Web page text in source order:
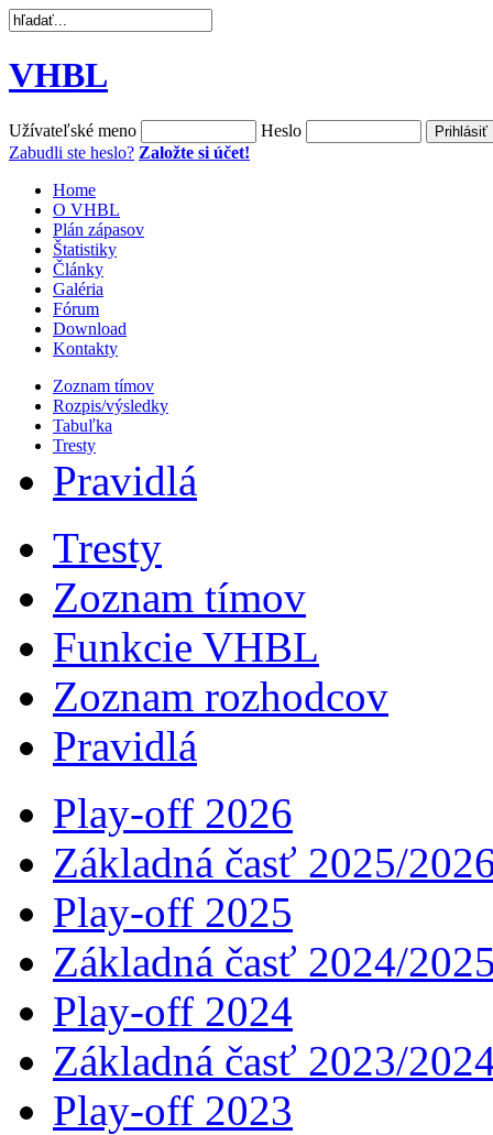
VHBL
Užívateľské meno
Heslo
Zabudli ste heslo? Založte si účet!
Home
O VHBL
Plán zápasov
Štatistiky
Články
Galéria
Fórum
Download
Kontakty
Zoznam tímov
Rozpis/výsledky
Tabuľka
Tresty
Pravidlá
Tresty
Zoznam tímov
Funkcie VHBL
Zoznam rozhodcov
Pravidlá
Play-off 2026
Základná časť 2025/
Play-off 2025
Základná časť 2024/
Play-off 2024
Základná časť 2023/
Play-off 2023